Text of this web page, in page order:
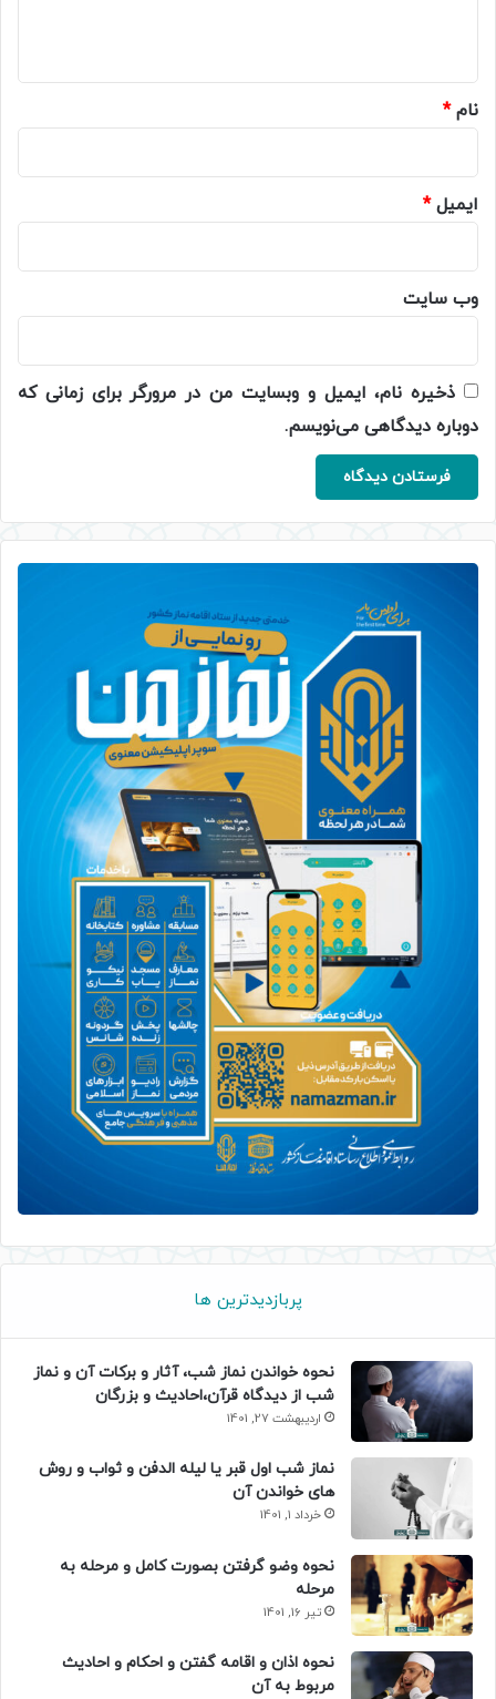
نام*
ایمیل*
وب‌ سایت
ذخیره نام، ایمیل و وبسایت من در مرورگر برای زمانی که
دوباره دیدگاهی می‌نویسم.
پربازدیدترین ها
نحوه خواندن نماز شب، آثار و برکات آن و نماز
شب از دیدگاه قرآن،احادیث و بزرگان
اردیبهشت 27, 1401
نماز شب اول قبر یا لیله الدفن و ثواب و روش
های خواندن آن
خرداد 1, 1401
نحوه وضو گرفتن بصورت کامل و مرحله به
مرحله
تیر 16, 1401
نحوه اذان و اقامه گفتن و احکام و احادیث
مربوط به آن